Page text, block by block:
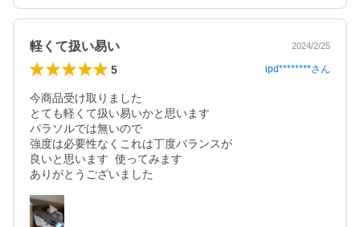
軽くて扱い易い 2024/2/25
5 ipd********さん
今商品受け取りました
とても軽くて扱い易いかと思います
パラソルでは無いので
強度は必要性なくこれは丁度バランスが
良いと思います  使ってみます
ありがとうございました